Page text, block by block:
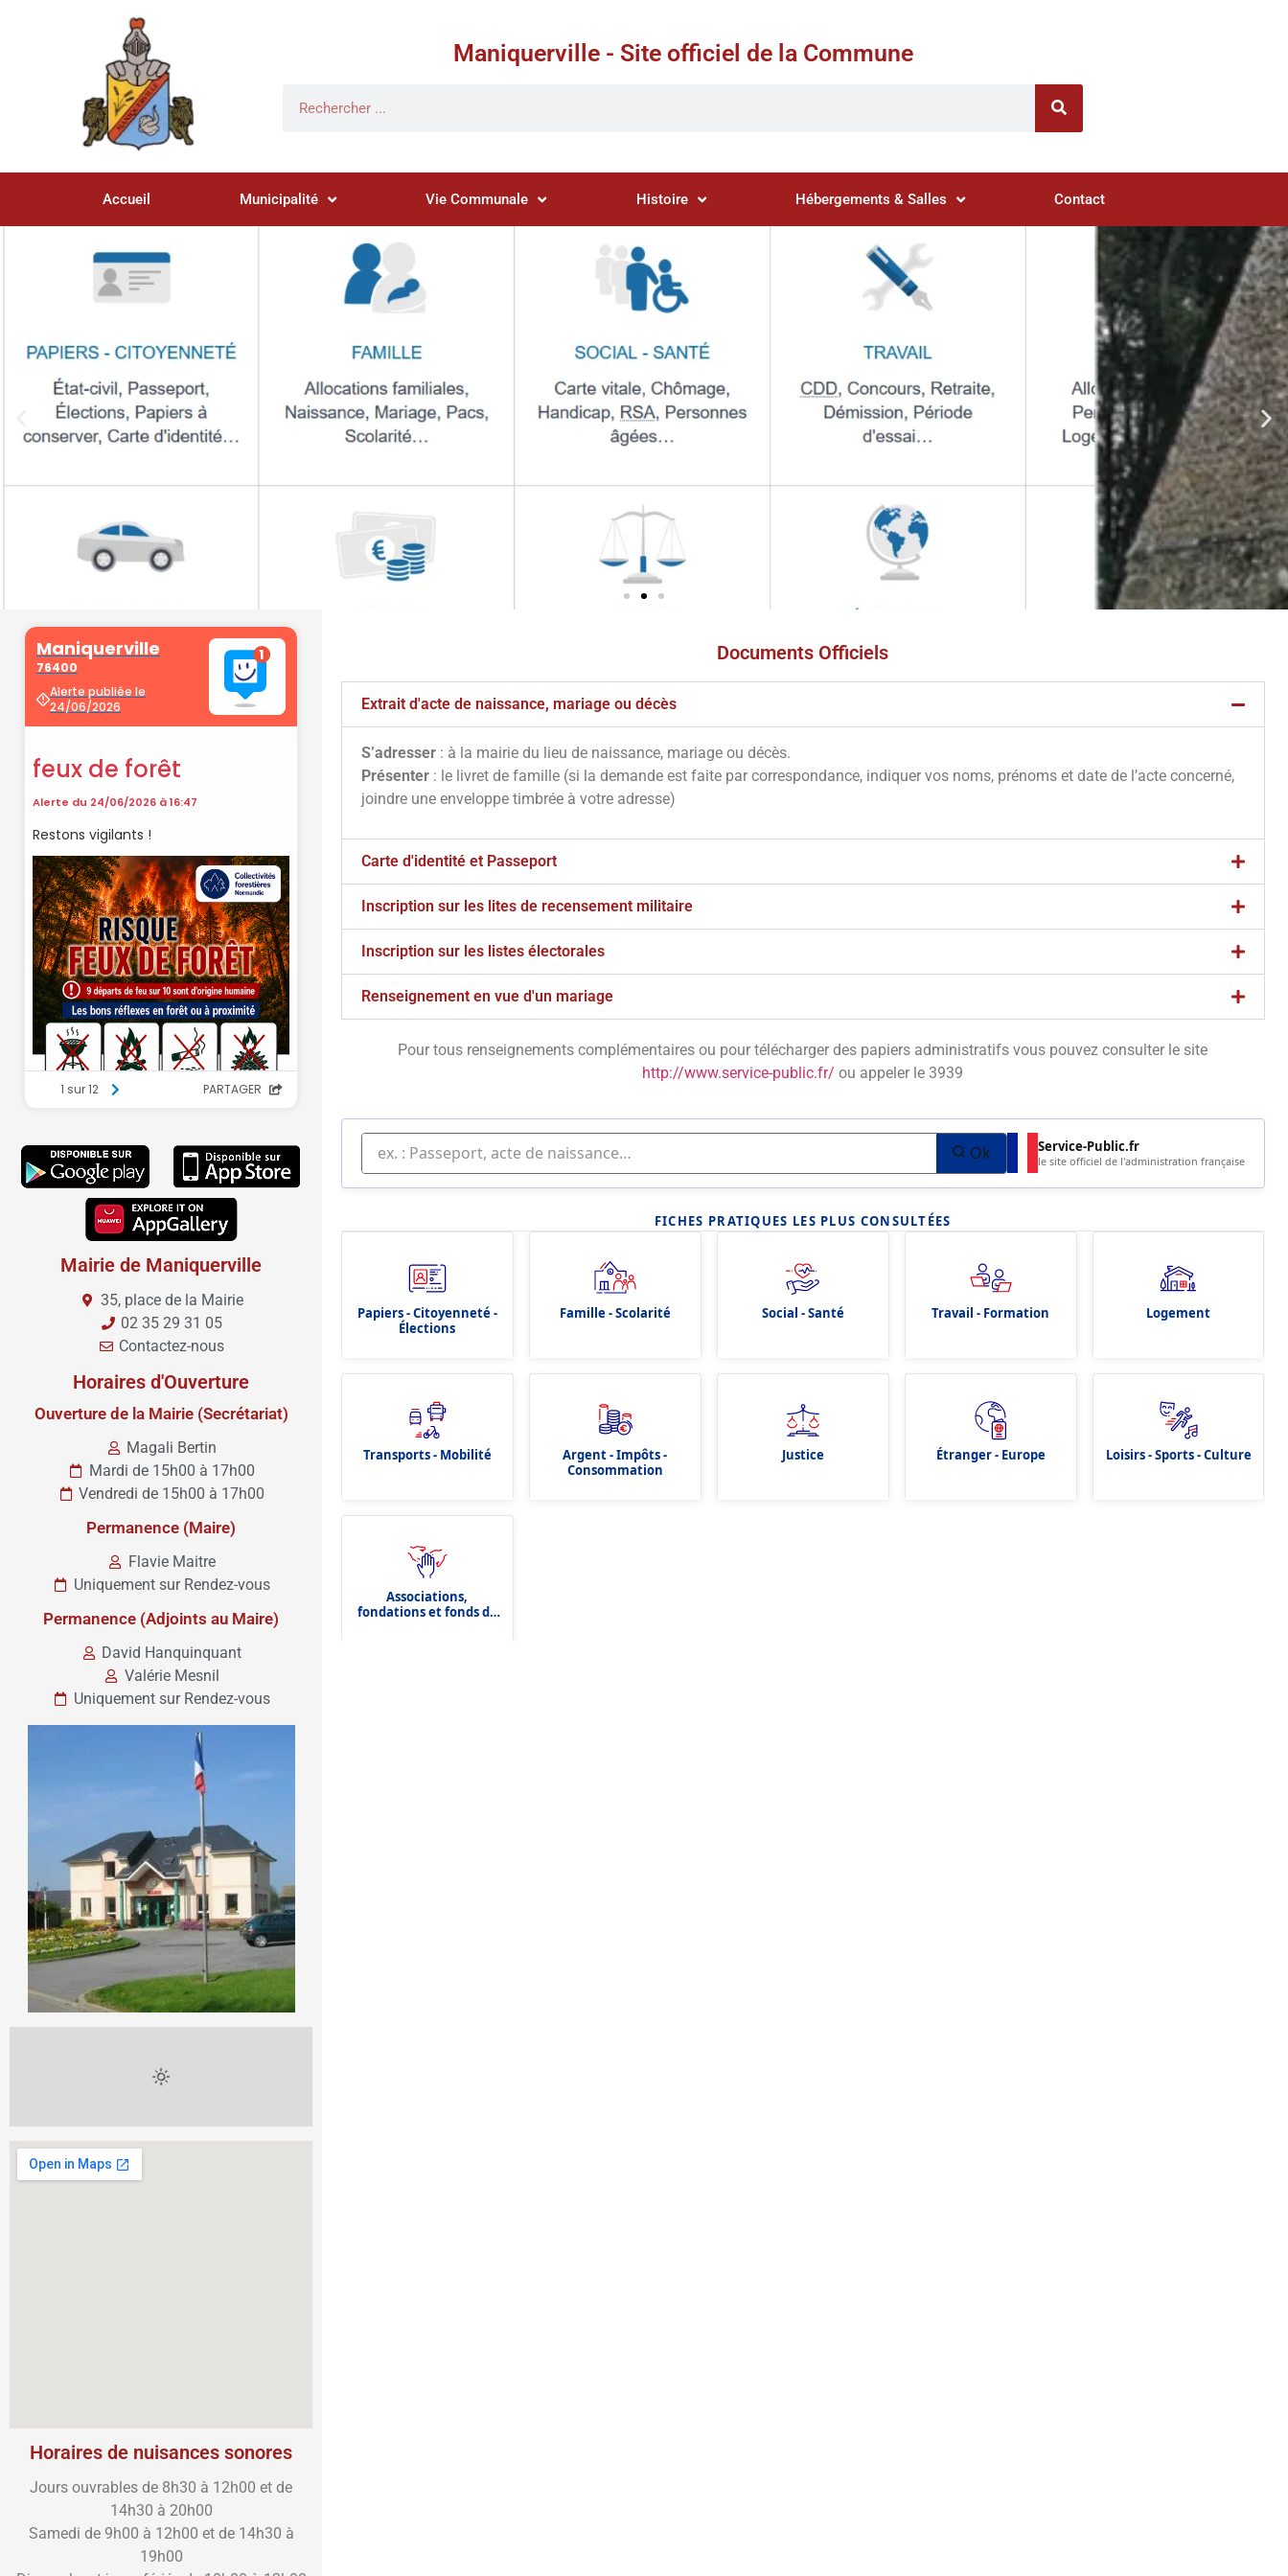
Maniquerville - Site officiel de la Commune
Accueil Municipalité Vie Communale Histoire Hébergements & Salles Contact
Démarches
administratives
Faîtes vos démarches en ligne sur notre site en
cliquant sur le bouton ci-dessous
Mairie de Maniquerville
35, place de la Mairie
02 35 29 31 05
Contactez-nous
Horaires d'Ouverture
Ouverture de la Mairie (Secrétariat)
Magali Bertin
Mardi de 15h00 à 17h00
Vendredi de 15h00 à 17h00
Permanence (Maire)
Flavie Maitre
Uniquement sur Rendez-vous
Permanence (Adjoints au Maire)
David Hanquinquant
Valérie Mesnil
Uniquement sur Rendez-vous
Horaires de nuisances sonores
Jours ouvrables de 8h30 à 12h00 et de
14h30 à 20h00
Samedi de 9h00 à 12h00 et de 14h30 à
19h00
Documents Officiels
Extrait d'acte de naissance, mariage ou décès
S’adresser : à la mairie du lieu de naissance, mariage ou décès.
Présenter : le livret de famille (si la demande est faite par correspondance, indiquer vos noms, prénoms et date de l’acte concerné,
joindre une enveloppe timbrée à votre adresse)
Carte d'identité et Passeport
Inscription sur les lites de recensement militaire
Inscription sur les listes électorales
Renseignement en vue d'un mariage
Pour tous renseignements complémentaires ou pour télécharger des papiers administratifs vous pouvez consulter le site
http://www.service-public.fr/ ou appeler le 3939
Ok Service-Public.fr
le site officiel de l'administration française
FICHES PRATIQUES LES PLUS CONSULTÉES
Papiers - Citoyenneté -
Élections
Famille - Scolarité Social - Santé Travail - Formation Logement
Transports - Mobilité
Argent - Impôts -
Consommation
Justice Étranger - Europe Loisirs - Sports - Culture
Associations,
fondations et fonds de